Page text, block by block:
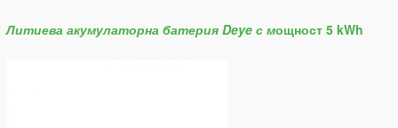
Литиева акумулаторна батерия Deye с мощност 5 kWh